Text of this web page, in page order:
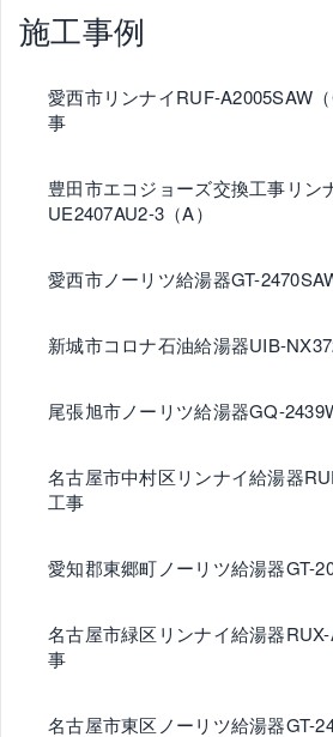
施工事例
愛西市リンナイRUF-A2005SAW
事
豊田市エコジョーズ交換工事リン
UE2407AU2-3（A）
愛西市ノーリツ給湯器GT-
新城市コロナ石油給湯器UIB-
尾張旭市ノーリツ給湯器GQ-
名古屋市中村区リンナイ給湯器
工事
愛知郡東郷町ノーリツ給湯器GT-
名古屋市緑区リンナイ給湯器
事
名古屋市東区ノーリツ給湯器GT-